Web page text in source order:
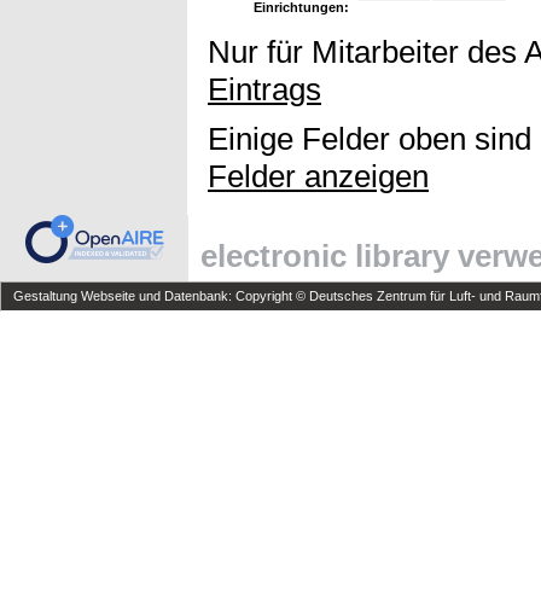
Einrichtungen:
Nur für Mitarbeiter des
Eintrags
Einige Felder oben
Felder anzeigen
electronic library
Gestaltung Webseite und Datenbank: Copyright © Deutsches Zentrum für Luft- und